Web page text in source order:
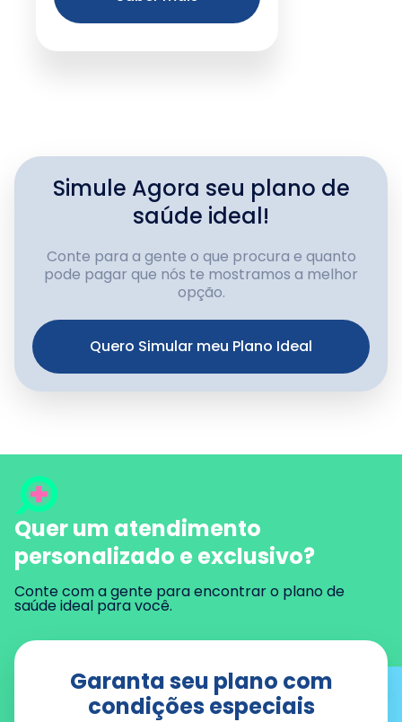
Simule Agora seu plano de
saúde ideal!
Conte para a gente o que procura e quanto
pode pagar que nós te mostramos a melhor
opção.
Quero Simular meu Plano Ideal
Quer um atendimento
personalizado e exclusivo?
Conte com a gente para encontrar o plano de
saúde ideal para você.
Garanta seu plano com
condições especiais